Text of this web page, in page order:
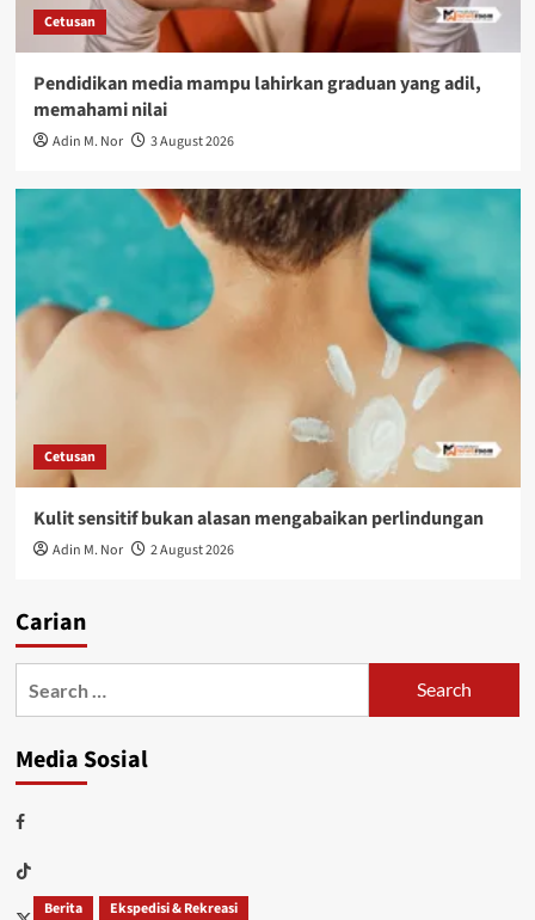
Cetusan
Pendidikan media mampu lahirkan graduan yang adil,
memahami nilai
Adin M. Nor 3 August 2026
Cetusan
Kulit sensitif bukan alasan mengabaikan perlindungan
Adin M. Nor 2 August 2026
Carian
Media Sosial
Berita Ekspedisi & Rekreasi